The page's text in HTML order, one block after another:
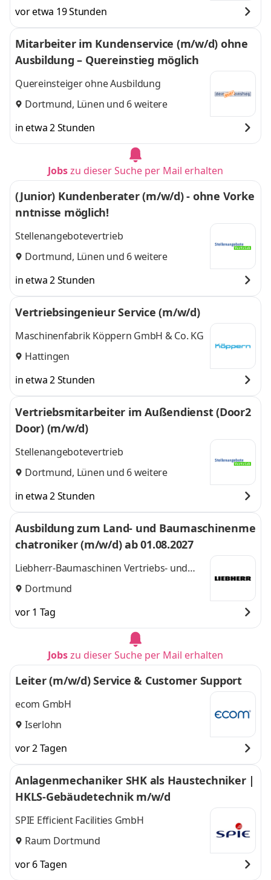
vor etwa 19 Stunden
Mitarbeiter im Kundenservice (m/w/d) ohne
Ausbildung – Quereinstieg möglich
Quereinsteiger ohne Ausbildung
Dortmund, Lünen und 6 weitere
in etwa 2 Stunden
Jobszu dieser Suche per Mail erhalten
(Junior) Kundenberater (m/w/d) - ohne Vorke
nntnisse möglich!
Stellenangebotevertrieb
Dortmund, Lünen und 6 weitere
in etwa 2 Stunden
Vertriebsingenieur Service (m/w/d)
Maschinenfabrik Köppern GmbH & Co. KG
Hattingen
in etwa 2 Stunden
Vertriebsmitarbeiter im Außendienst (Door2
Door) (m/w/d)
Stellenangebotevertrieb
Dortmund, Lünen und 6 weitere
in etwa 2 Stunden
Ausbildung zum Land- und Baumaschinenme
chatroniker (m/w/d) ab 01.08.2027
Liebherr-Baumaschinen Vertriebs- und
Service GmbH
Dortmund
vor 1 Tag
Jobszu dieser Suche per Mail erhalten
Leiter (m/w/d) Service & Customer Support
ecom GmbH
Iserlohn
vor 2 Tagen
Anlagenmechaniker SHK als Haustechniker |
HKLS-Gebäudetechnik m/w/d
SPIE Efficient Facilities GmbH
Raum Dortmund
vor 6 Tagen